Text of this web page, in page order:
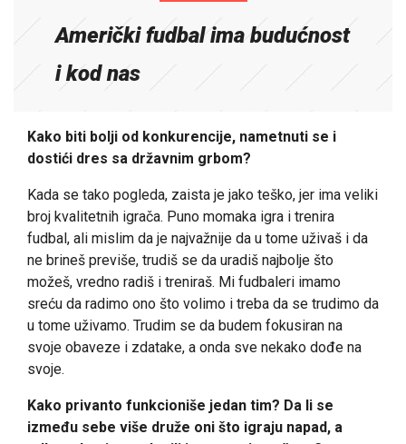
Američki fudbal ima budućnost
i kod nas
Kako biti bolji od konkurencije, nametnuti se i
dostići dres sa državnim grbom?
Kada se tako pogleda, zaista je jako teško, jer ima veliki
broj kvalitetnih igrača. Puno momaka igra i trenira
fudbal, ali mislim da je najvažnije da u tome uživaš i da
ne brineš previše, trudiš se da uradiš najbolje što
možeš, vredno radiš i treniraš. Mi fudbaleri imamo
sreću da radimo ono što volimo i treba da se trudimo da
u tome uživamo. Trudim se da budem fokusiran na
svoje obaveze i zdatake, a onda sve nekako dođe na
svoje.
Kako privanto funkcioniše jedan tim? Da li se
između sebe više druže oni što igraju napad, a